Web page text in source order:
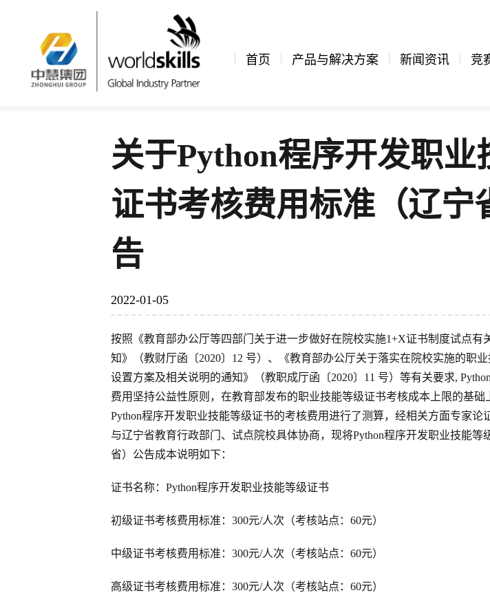
首页 产品与解决方案 新闻资讯 竞
公司新闻 文章详情
关于Python程序开发职业
证书考核费用标准（辽宁
告
2022-01-05
按照《教育部办公厅等四部门关于进一步做好在院校实施1+X证书制度试点有
知》（教财厅函〔2020〕12 号）、《教育部办公厅关于落实在院校实施的职
设置方案及相关说明的通知》（教职成厅函〔2020〕11 号）等有关要求,
费用坚持公益性原则，在教育部发布的职业技能等级证书考核成本上限的基础
Python程序开发职业技能等级证书的考核费用进行了测算，经相关方面专家论
与辽宁省教育行政部门、试点院校具体协商，现将Python程序开发职业技能等
省）公告成本说明如下：
证书名称：Python程序开发职业技能等级证书
初级证书考核费用标准：300元/人次（考核站点：60元）
中级证书考核费用标准：300元/人次（考核站点：60元）
高级证书考核费用标准：300元/人次（考核站点：60元）